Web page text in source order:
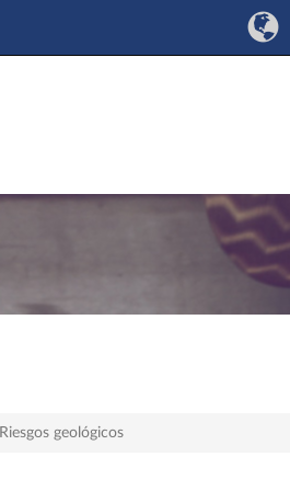
Riesgos geológicos